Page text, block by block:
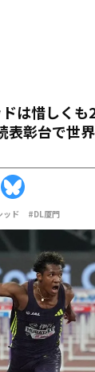
は惜しくも
表彰台で世
ッド #DL厦門